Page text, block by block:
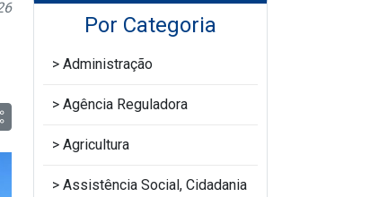
Por Categoria
Administração
Agência Reguladora
Agricultura
Assistência Social, Cidadania